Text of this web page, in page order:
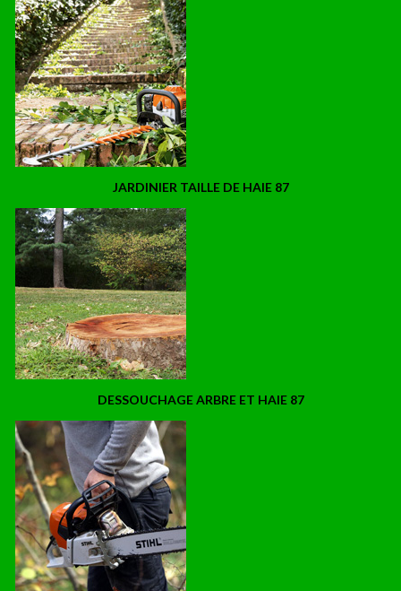
JARDINIER TAILLE DE HAIE 87
DESSOUCHAGE ARBRE ET HAIE 87